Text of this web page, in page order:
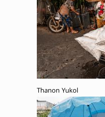
Thanon Yukol